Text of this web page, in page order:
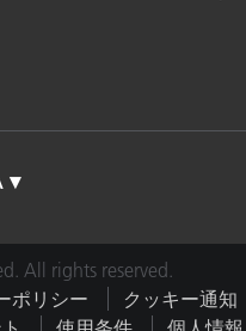
ック用標準チップ
製チップが全色に揃っ
、装飾品、電化製品
を効果的に管理しま
おり、プロファイル
効果的・効率的なク
重要です。カメラで
ルーフ、プリント、印
。エックスライト社
す。
All rights reserved.
ポリシー
クッキー通知